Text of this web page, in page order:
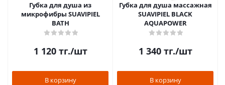
Губка для душа из
микрофибры SUAVIPIEL
BATH
1 120тг./шт
В корзину
Губка для душа массажная
SUAVIPIEL BLACK
AQUAPOWER
1 340тг./шт
В корзину